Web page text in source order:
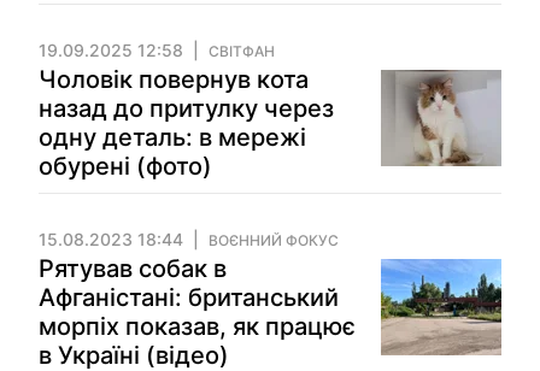
19.09.2025 12:58 СВІТФАН
Чоловік повернув кота
назад до притулку через
одну деталь: в мережі
обурені (фото)
15.08.2023 18:44 ВОЄННИЙ ФОКУС
Рятував собак в
Афганістані: британський
морпіх показав, як працює
в Україні (відео)